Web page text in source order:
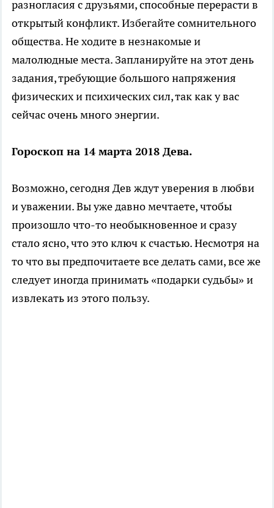
разногласия с друзьями, способные перерасти в
открытый конфликт. Избегайте сомнительного
общества. Не ходите в незнакомые и
малолюдные места. Запланируйте на этот день
задания, требующие большого напряжения
физических и психических сил, так как у вас
сейчас очень много энергии.
Гороскоп на 14 марта 2018 Дева.
Возможно, сегодня Дев ждут уверения в любви
и уважении. Вы уже давно мечтаете, чтобы
произошло что-то необыкновенное и сразу
стало ясно, что это ключ к счастью. Несмотря на
то что вы предпочитаете все делать сами, все же
следует иногда принимать «подарки судьбы» и
извлекать из этого пользу.